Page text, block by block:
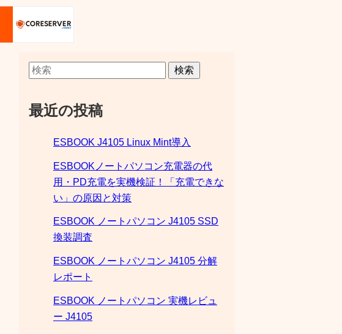
検索
最近の投稿
ESBOOK J4105 Linux Mint導入
ESBOOKノートパソコン充電器の代
用・PD充電を実機検証！「充電できな
い」の原因と対策
ESBOOK ノートパソコン J4105 SSD
換装調査
ESBOOK ノートパソコン J4105 分解
レポート
ESBOOK ノートパソコン 実機レビュ
ー J4105